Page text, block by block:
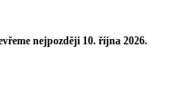
nejpozději 10. října 2026.